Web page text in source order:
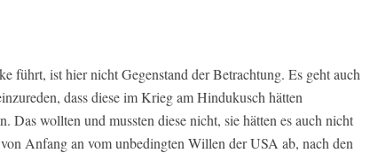
führt, ist hier nicht Gegenstand der Betrachtung. Es geht auch
dass diese im Krieg am Hindukusch hätten
Das wollten und mussten diese nicht, sie hätten es auch nicht
Anfang an vom unbedingten Willen der USA ab, nach den